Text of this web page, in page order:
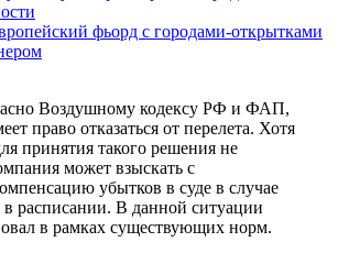
фьорд с городами-открытками
Воздушному кодексу РФ и ФАП,
право отказаться от перелета. Хотя
принятия такого решения не
может взыскать с
убытков в суде в случае
в расписании. В данной ситуации
в рамках существующих норм.